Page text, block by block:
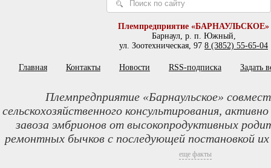
Племпредприятие «БАРНАУЛЬСКОЕ»
Барнаул, р. п. Южный,
ул. Зоотехническая, 97 8 (3852) 55-65-04
Главная Контакты Новости RSS-подписка Задать
Племпредприятие «Барнаульское»
сельскохозяйственного консультирования,
завоза эмбрионов от высокопродуктивных
ремонтных бычков с последующей постановкой
еще факты